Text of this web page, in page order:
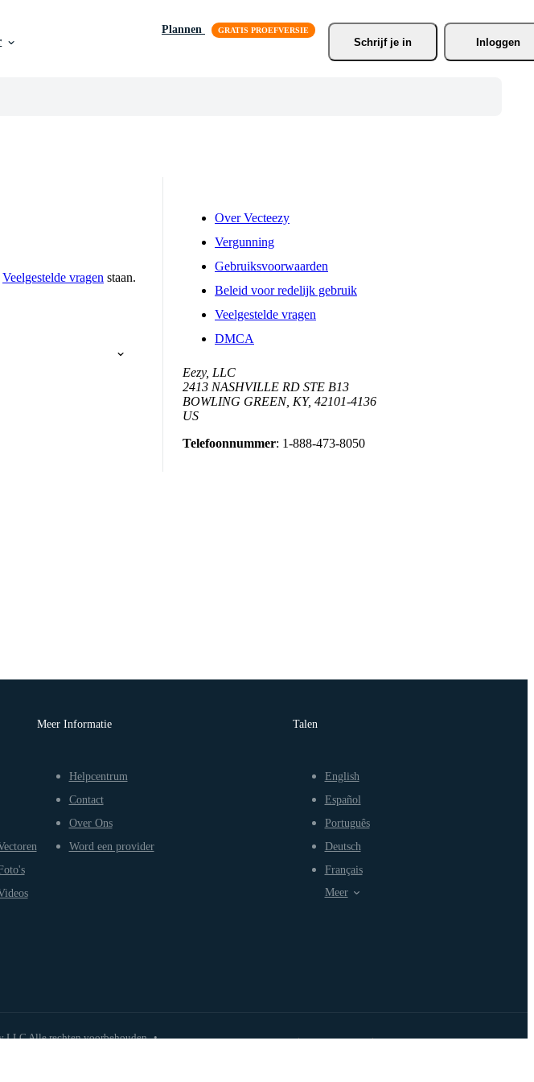
Plannen
Schrijf je in Inloggen
Veelgestelde vragen staan.
Over Vecteezy
Vergunning
Gebruiksvoorwaarden
Beleid voor redelijk gebruik
Veelgestelde vragen
DMCA
Eezy, LLC
2413 NASHVILLE RD STE B13
BOWLING GREEN, KY, 42101-4136
US
Telefoonnummer: 1-888-473-8050
Meer Informatie
Helpcentrum
Contact
Over Ons
Word een provider
LLC Alle rechten voorbehouden •
Talen
English
Español
Português
Deutsch
Français
Meer